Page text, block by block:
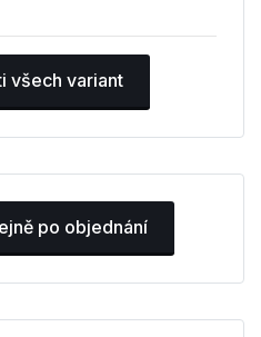
všech variant
po objednání